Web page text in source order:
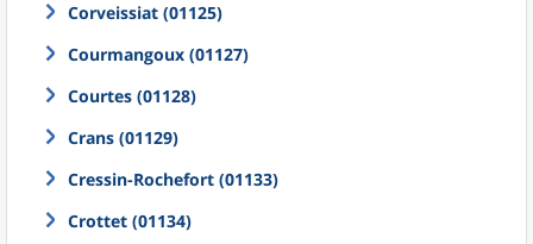
Corveissiat (01125)
Courmangoux (01127)
Courtes (01128)
Crans (01129)
Cressin-Rochefort (01133)
Crottet (01134)